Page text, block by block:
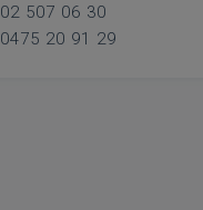
02 507 06 30
0475 20 91 29